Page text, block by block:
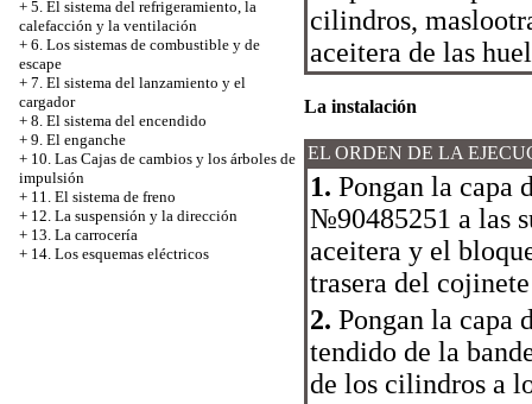
+ 5. El sistema del refrigeramiento, la
calefacción y la ventilación
+ 6. Los sistemas de combustible y de
escape
+ 7. El sistema del lanzamiento y el
cargador
+ 8. El sistema del encendido
+ 9. El enganche
+ 10. Las Cajas de cambios y los árboles de
impulsión
+ 11. El sistema de freno
+ 12. La suspensión y la dirección
+ 13. La carrocería
+ 14. Los esquemas eléctricos
cilindros,
aceitera de las
La instalación
EL ORDEN DE LA
1. Pongan la capa
№90485251 a las
aceitera y el
trasera del
2. Pongan la capa
tendido de la
de los cilindros a